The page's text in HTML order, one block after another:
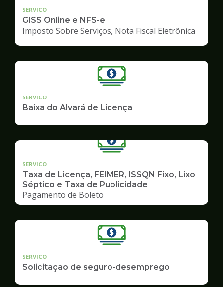
SERVICO
GISS Online e NFS-e
Imposto Sobre Serviços, Nota Fiscal Eletrônica
SERVICO
Baixa do Alvará de Licença
SERVICO
Taxa de Licença, FEIMER, ISSQN Fixo, Lixo
Séptico e Taxa de Publicidade
Pagamento de Boleto
SERVICO
Solicitação de seguro-desemprego